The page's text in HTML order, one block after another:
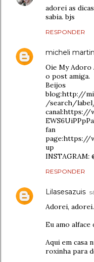
adorei as
sabia. bjs
RESPONDER
micheli
Oie My Adoro
o post amiga.
Beijos
blog:http://
/search/
canal:https://
fan
page:https://
up
INSTAGRAM:
RESPONDER
Lilasesazuis
Adorei,
Eu amo
Aqui em casa
roxinha para